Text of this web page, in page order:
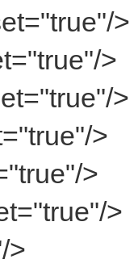
>
>
>
>
>
>
>